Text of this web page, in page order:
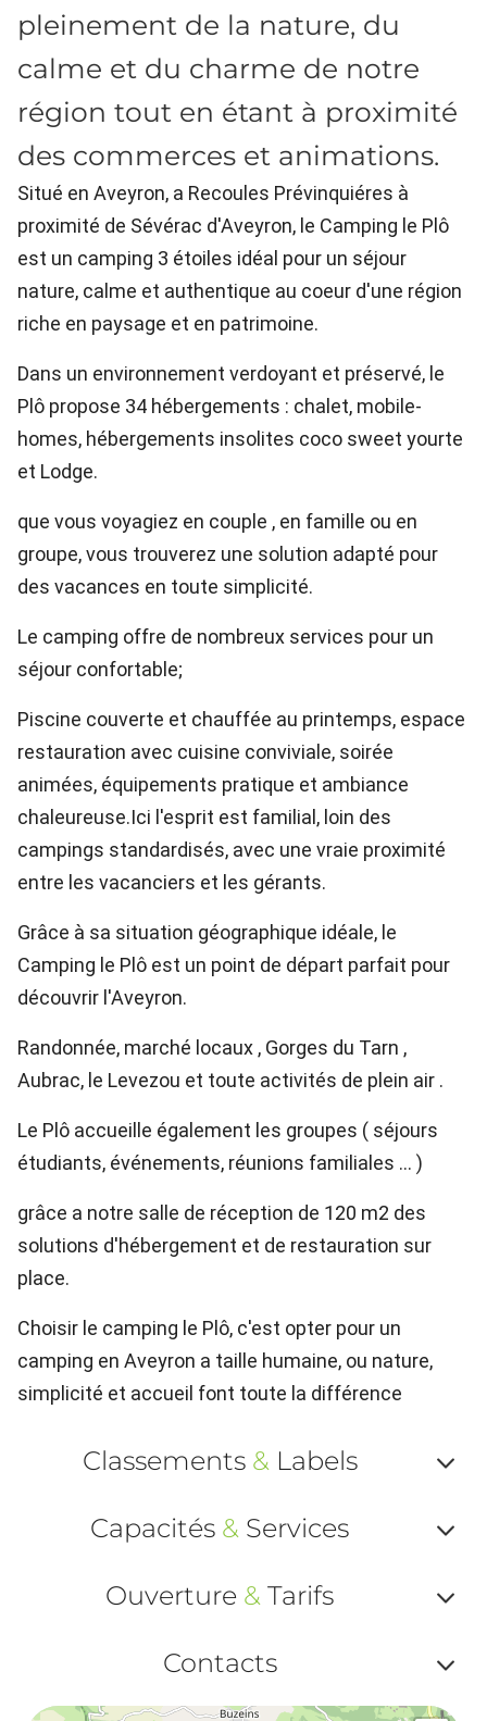
pleinement de la nature, du
calme et du charme de notre
région tout en étant à proximité
des commerces et animations.
Situé en Aveyron, a Recoules Prévinquiéres à
proximité de Sévérac d'Aveyron, le Camping le Plô
est un camping 3 étoiles idéal pour un séjour
nature, calme et authentique au coeur d'une région
riche en paysage et en patrimoine.
Dans un environnement verdoyant et préservé, le
Plô propose 34 hébergements : chalet, mobile-
homes, hébergements insolites coco sweet yourte
et Lodge.
que vous voyagiez en couple , en famille ou en
groupe, vous trouverez une solution adapté pour
des vacances en toute simplicité.
Le camping offre de nombreux services pour un
séjour confortable;
Piscine couverte et chauffée au printemps, espace
restauration avec cuisine conviviale, soirée
animées, équipements pratique et ambiance
chaleureuse.Ici l'esprit est familial, loin des
campings standardisés, avec une vraie proximité
entre les vacanciers et les gérants.
Grâce à sa situation géographique idéale, le
Camping le Plô est un point de départ parfait pour
découvrir l'Aveyron.
Randonnée, marché locaux , Gorges du Tarn ,
Aubrac, le Levezou et toute activités de plein air .
Le Plô accueille également les groupes ( séjours
étudiants, événements, réunions familiales ... )
grâce a notre salle de réception de 120 m2 des
solutions d'hébergement et de restauration sur
place.
Choisir le camping le Plô, c'est opter pour un
camping en Aveyron a taille humaine, ou nature,
simplicité et accueil font toute la différence
Classements &Labels
ou
Capacités & Services
ou
Ouverture & Tarifs
ou
Contacts